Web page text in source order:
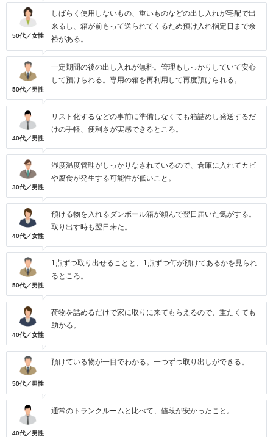
50代／女性
しばらく使用しないもの、重いものなどの出し入れが宅配で出
来るし、箱が前もって送られてくるため預け入れ指定日まで余
裕がある。
50代／男性
一定期間の後の出し入れが無料。管理もしっかりしていて安心
して預けられる。専用の箱を再利用して再度預けられる。
40代／男性
リスト化するなどの事前に準備しなくても箱詰めし発送するだ
けの手軽、便利さが実感できるところ。
30代／男性
湿度温度管理がしっかりなされているので、倉庫に入れてカビ
や腐食が発生する可能性が低いこと。
40代／女性
預ける物を入れるダンボール箱が頼んで翌日届いた気がする。
取り出す時も翌日来た。
50代／男性
1点ずつ取り出せることと、1点ずつ何が預けてあるかを見られ
るところ。
40代／女性
荷物を詰めるだけで家に取りに来てもらえるので、重たくても
助かる。
50代／男性
預けている物が一目でわかる。一つずつ取り出しができる。
40代／男性
通常のトランクルームと比べて、値段が安かったこと。